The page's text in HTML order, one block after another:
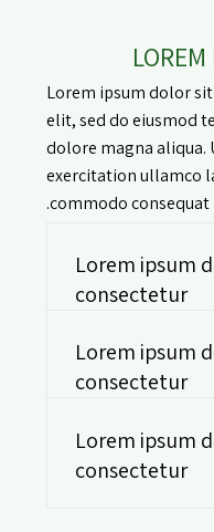
Lorem ipsum dolor
elit, sed do eiusmod
dolore magna aliqua.
exercitation ullamco
commodo consequat.
Lorem ipsum
consectetur
Lorem ipsum
consectetur
Lorem ipsum
consectetur